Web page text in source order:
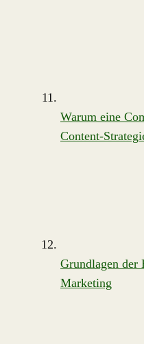
Warum eine
Content-
Grundlagen der
Marketing